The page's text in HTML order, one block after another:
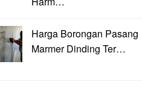
Harga Borongan Pasang
Marmer Dinding Ter…